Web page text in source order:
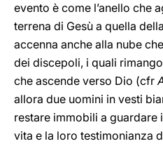
evento è come l’anello che
terrena di Gesù a quella
accenna anche alla nube
dei discepoli, i quali
che ascende verso Dio (cfr
allora due uomini in vesti
restare immobili a guardare
vita e la loro testimonianza